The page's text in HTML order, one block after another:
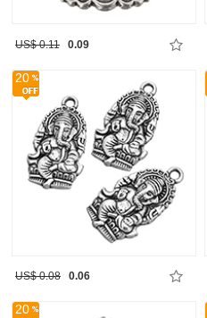
US$ 0.11 0.09
20
US$ 0.08 0.06
20